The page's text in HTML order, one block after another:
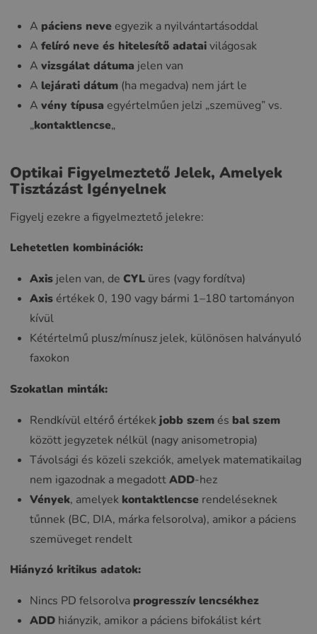
A páciens neve egyezik a nyilvántartásoddal
A felíró neve és hitelesítő adataivilágosak
A vizsgálat dátuma jelen van
A lejárati dátum (ha megadva) nem járt le
A vény típusa egyértelműen jelzi „szemüveg” vs.
„kontaktlencse„
Optikai Figyelmeztető Jelek, Amelyek
Tisztázást Igényelnek
Figyelj ezekre a figyelmeztető jelekre:
Lehetetlen kombinációk:
Axis jelen van, de CYL üres (vagy fordítva)
Axis értékek 0, 190 vagy bármi 1–180 tartományon
kívül
Kétértelmű plusz/mínusz jelek, különösen halványuló
faxokon
Szokatlan minták:
Rendkívül eltérő értékekjobb szem és bal szem
között jegyzetek nélkül (nagy anisometropia)
Távolsági és közeli szekciók, amelyek matematikailag
nem igazodnak a megadottADD-hez
Vények, amelyek kontaktlencse rendeléseknek
tűnnek (BC, DIA, márka felsorolva), amikor a páciens
szemüveget rendelt
Hiányzó kritikus adatok:
Nincs PD felsorolva progresszív lencsékhez
ADD hiányzik, amikor a páciens bifokálist kért